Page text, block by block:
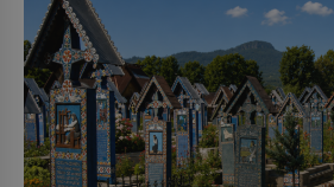
podobné obří vlny obávat i v
tsunami si […]